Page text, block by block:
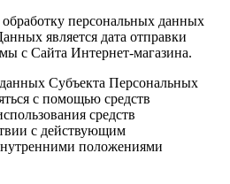
персональных данных
является дата отправки
с Сайта Интернет-магазина.
Субъекта Персональных
с помощью средств
средств
с действующим
положениями